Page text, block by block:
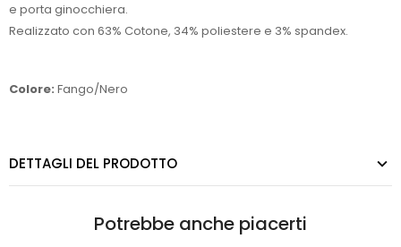
e porta ginocchiera.
Realizzato con 63% Cotone, 34% poliestere e 3% spandex.
Colore: Fango/Nero
DETTAGLI DEL PRODOTTO
Potrebbe anche piacerti